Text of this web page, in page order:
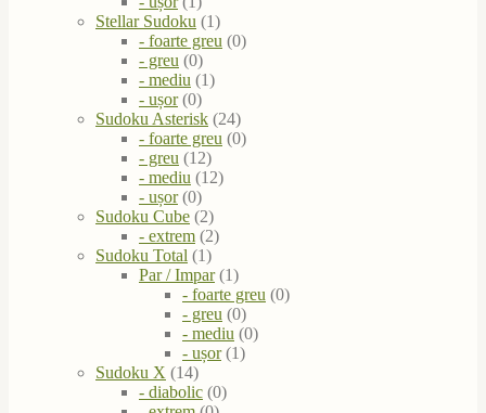
Stellar Sudoku (1)
- foarte greu (0)
- greu (0)
- mediu (1)
- ușor (0)
Sudoku Asterisk (24)
- foarte greu (0)
- greu (12)
- mediu (12)
- ușor (0)
Sudoku Cube (2)
- extrem (2)
Sudoku Total (1)
Par / Impar (1)
- foarte greu (0)
- greu (0)
- mediu (0)
- ușor (1)
Sudoku X (14)
- diabolic (0)